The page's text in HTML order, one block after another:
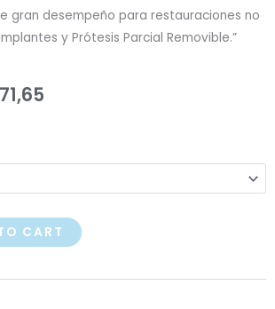
gran desempeño para restauraciones no
y Prótesis Parcial Removible.”
$325,19
through
$371,65
CART